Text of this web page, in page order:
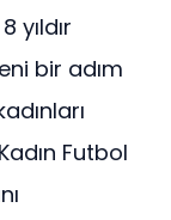
yıldır
bir adım
Futbol